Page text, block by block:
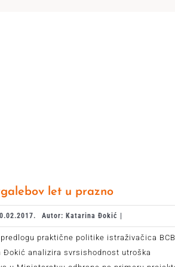
let u prazno
Autor: Katarina Đokić |
praktične politike istraživačica
Đokić analizira svrsishodnost utroška